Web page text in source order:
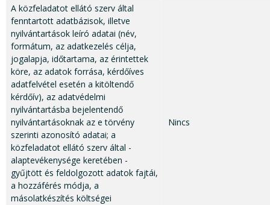
A közfeladatot ellátó szerv által
fenntartott adatbázisok, illetve
nyilvántartások leíró adatai (név,
formátum, az adatkezelés célja,
jogalapja, időtartama, az érintettek
köre, az adatok forrása, kérdőíves
adatfelvétel esetén a kitöltendő
kérdőív), az adatvédelmi
nyilvántartásba bejelentendő
nyilvántartásoknak az e törvény
szerinti azonosító adatai; a
közfeladatot ellátó szerv által -
alaptevékenysége keretében -
gyűjtött és feldolgozott adatok fajtái,
a hozzáférés módja, a
másolatkészítés költségei
Nincs